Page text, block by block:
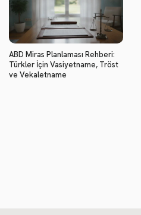
ABD Miras Planlaması Rehberi:
Türkler İçin Vasiyetname, Tröst
ve Vekaletname